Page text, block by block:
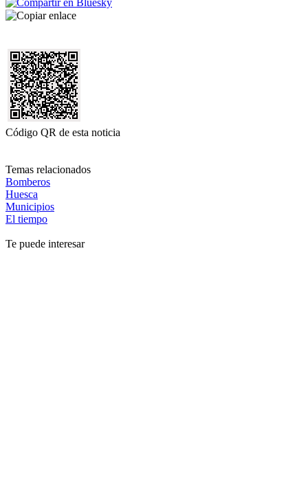
Código QR de esta noticia
Temas relacionados
Bomberos
Huesca
Municipios
El tiempo
Te puede interesar